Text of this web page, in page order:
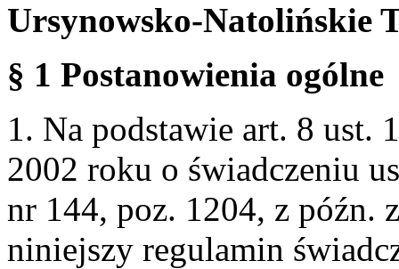
Ursynowsko-Natolińskie
§ 1 Postanowienia ogólne
1. Na podstawie art. 8 ust.
2002 roku o świadczeniu
nr 144, poz. 1204, z późn.
niniejszy regulamin